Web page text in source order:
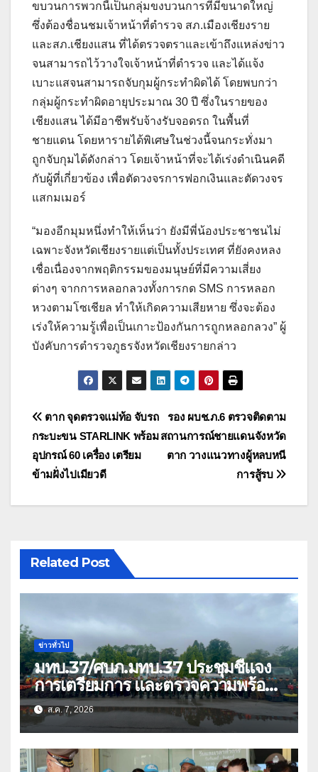
ขบวนการพวกนี้เป็นกลุ่มขงบวนการที่มีขนาดใหญ่
ซึ่งต้องชื่อนชมเจ้าหน้าที่ตำรวจ สภ.เมืองเชียงราย
และสภ.เชียงแสน ที่ได้ตรวจตราและเข้าถึงแหล่งข่าว
จนสามารถไว้วางใจเจ้าหน้าที่ตำรวจ และได้แจ้ง
เบาะแสจนสามารถจับกุมผู้กระทำผิดได้ โดยพบกว่า
กลุ่มผู้กระทำผิดอายุประมาณ 30 ปี ซึ่งในรายของ
เชียงแสน ได้มีอาชีพรับจ้างรับจอดรถ ในพื้นที่
ชายแดน โดยหารายได้พิเศษในช่วงนี้จนกระทั่งมา
ถูกจับกุมได้ดังกล่าว โดยเจ้าหน้าที่จะได้เร่งดำเนินคดี
กับผู้ที่เกี่ยวข้อง เพื่อตัดวงจรการฟอกเงินและตัดวงจร
แสกมเมอร์
“มองอีกมุมหนึ่งทำให้เห็นว่า ยังมีพี่น้องประชาชนไม่
เฉพาะจังหวัดเชียงรายแต่เป็นทั้งประเทศ ที่ยังคงหลง
เชื่อเนื่องจากพฤติกรรมของมนุษย์ที่มีความเสี่ยง
ต่างๆ จากการหลอกลวงทั้งการกด SMS การหลอก
หวงตามโซเชียล ทำให้เกิดความเสียหาย ซึ่งจะต้อง
เร่งให้ความรู้เพื่อเป็นเกาะป้องกันการถูกหลอกลวง” ผู้
บังคับการตำรวจภูธรจังหวัดเชียงรายกล่าว
แนะแนว
เรื่อง
รอง ผบช.ภ.6 ตรวจติดตาม
สถานการณ์ชายแดนจังหวัด
ตาก วางแนวทางผู้หลบหนี
การสู้รบ
ตาก จุดตรวจแม่ท้อ จับรถ
กระบะขน STARLINK พร้อม
อุปกรณ์ 60 เครื่อง เตรียม
ข้ามฝั่งไปเมียวดี
Related Post
ข่าวทั่วไป
มทบ.37/ศบภ.มทบ.37 ประชุมชี้แจง
การเตรียมการ และตรวจความพร้อม
ด้านการบรรเทาสาธารณภัย
ส.ค. 7, 2026